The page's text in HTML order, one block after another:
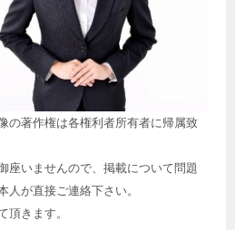
の著作権は各権利者所有者に帰属致
座いませんので、掲載について問題
人が直接ご連絡下さい。
頂きます。